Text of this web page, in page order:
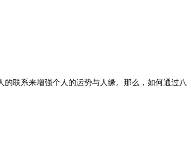
联系来增强个人的运势与人缘。那么，如何通过八